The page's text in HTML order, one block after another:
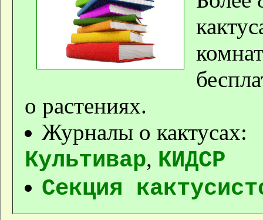
о растениях.
Журналы о кактусах:
Культивар, КИДСР
Секция